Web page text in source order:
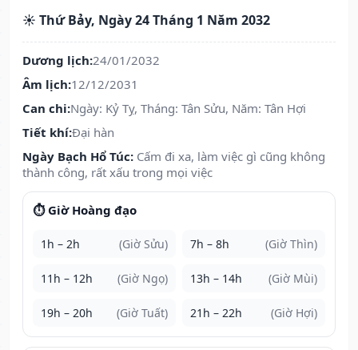
☀️ Thứ Bảy, Ngày 24 Tháng 1 Năm 2032
Dương lịch:24/01/2032
Âm lịch:12/12/2031
Can chi:Ngày: Kỷ Tỵ, Tháng: Tân Sửu, Năm: Tân Hợi
Tiết khí:Đại hàn
Ngày Bạch Hổ Túc: Cấm đi xa, làm việc gì cũng không
thành công, rất xấu trong mọi việc
⏱️ Giờ Hoàng đạo
1h – 2h (Giờ Sửu) 7h – 8h (Giờ Thìn)
11h – 12h (Giờ Ngọ) 13h – 14h (Giờ Mùi)
19h – 20h (Giờ Tuất) 21h – 22h (Giờ Hợi)